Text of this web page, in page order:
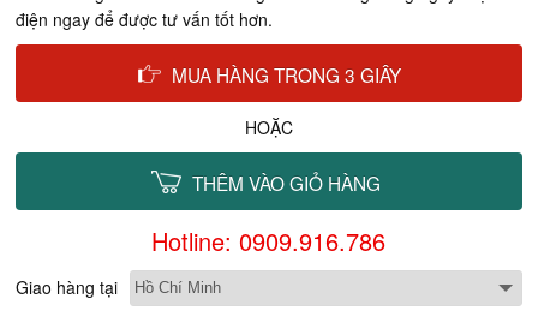
điện ngay để được tư vấn tốt hơn.
MUA HÀNG TRONG 3 GIÂY
HOẶC
THÊM VÀO GIỎ HÀNG
Hotline: 0909.916.786
Giao hàng tại